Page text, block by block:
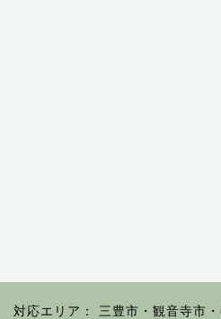
対応エリア： 三豊市・観音寺市